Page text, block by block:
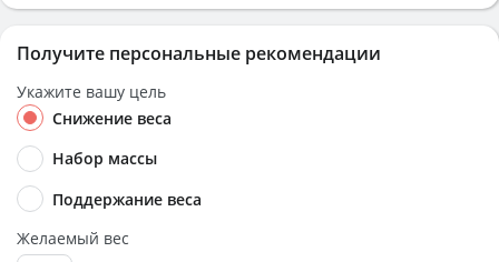
Получите персональные рекомендации
Укажите вашу цель
Снижение веса
Набор массы
Поддержание веса
Желаемый вес